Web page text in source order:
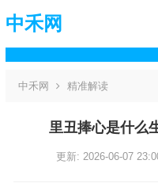
中禾网
中禾网 精准解读
里丑捧心是什么
更新: 2026-06-07